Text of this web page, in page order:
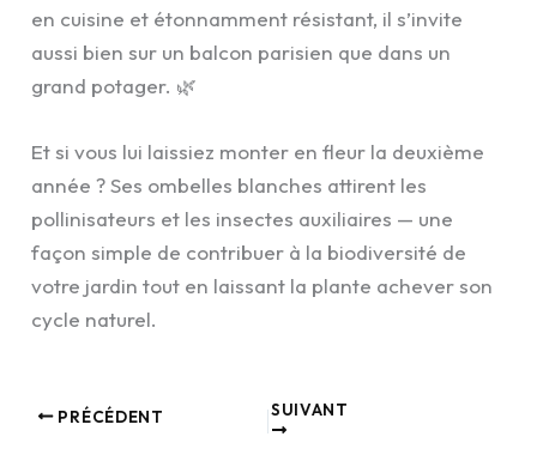
en cuisine et étonnamment résistant, il s’invite
aussi bien sur un balcon parisien que dans un
grand potager. 🌿
Et si vous lui laissiez monter en fleur la deuxième
année ? Ses ombelles blanches attirent les
pollinisateurs et les insectes auxiliaires — une
façon simple de contribuer à la biodiversité de
votre jardin tout en laissant la plante achever son
cycle naturel.
PRÉCÉDENT SUIVANT